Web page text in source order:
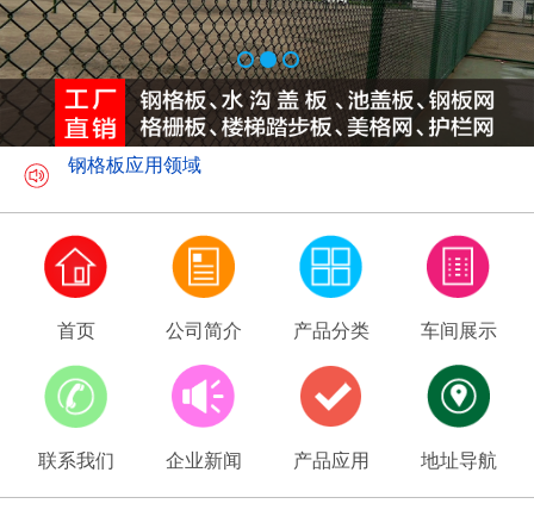
钢格板应用领域
美格网介绍
首页 公司简介 产品分类 车间展示
联系我们 企业新闻 产品应用 地址导航